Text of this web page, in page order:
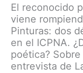
El reconocido
viene
Pinturas: dos
en el ICPNA.
poética?
entrevista de